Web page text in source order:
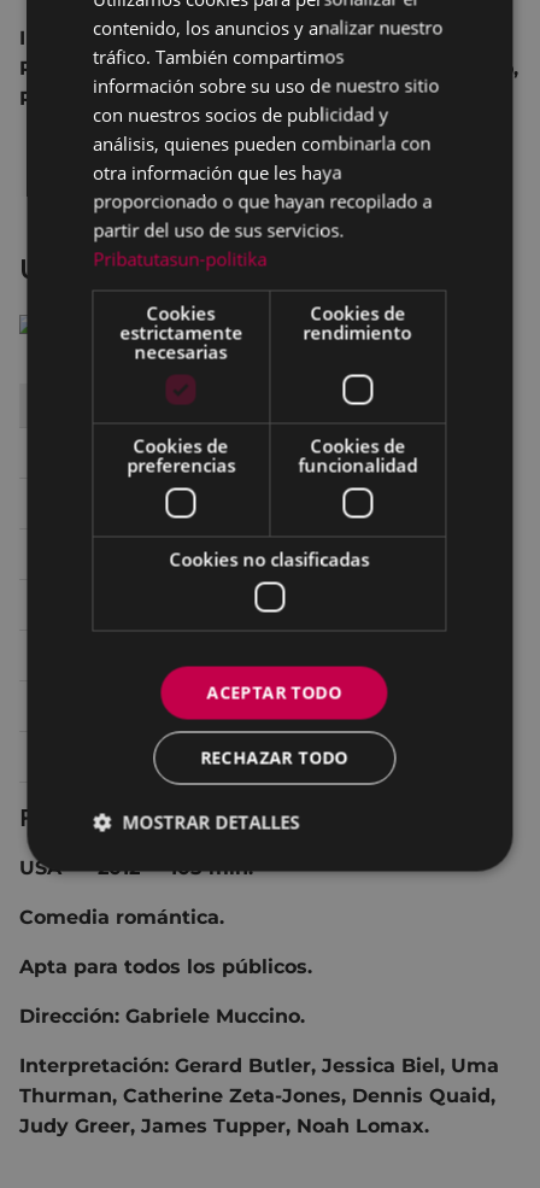
Interpretación: Tom Cruise, Rosamund Pike,
Richard Jenkins, Werner Herzog, David Oyelowo,
Robert Duvall, Jai Courtney, Alexia Fast
Un buen partido
HORA
22:30 SALA 2 ARETOA
19:45 SALA 2 ARETOA
SALA 2 ARETOA
20:00 SALA 2 ARETOA
20:30 SALA 2 ARETOA
Ficha técnica
USA 2012105 min.
Comedia romántica.
Apta para todos los públicos.
Dirección: Gabriele Muccino.
Interpretación: Gerard Butler, Jessica Biel, Uma
Thurman, Catherine Zeta-Jones, Dennis Quaid,
Judy Greer, James Tupper, Noah Lomax.
SPANISH
contenido, los anuncios y analizar nuestro
tráfico. También compartimos
información sobre su uso de nuestro sitio
con nuestros socios de publicidad y
análisis, quienes pueden combinarla con
otra información que les haya
proporcionado o que hayan recopilado a
partir del uso de sus servicios.
Pribatutasun-politika
Cookies
estrictamente
necesarias
Cookies de
rendimiento
Cookies de
preferencias
Cookies de
funcionalidad
Cookies no clasificadas
ACEPTAR TODO
RECHAZAR TODO
MOSTRAR DETALLES